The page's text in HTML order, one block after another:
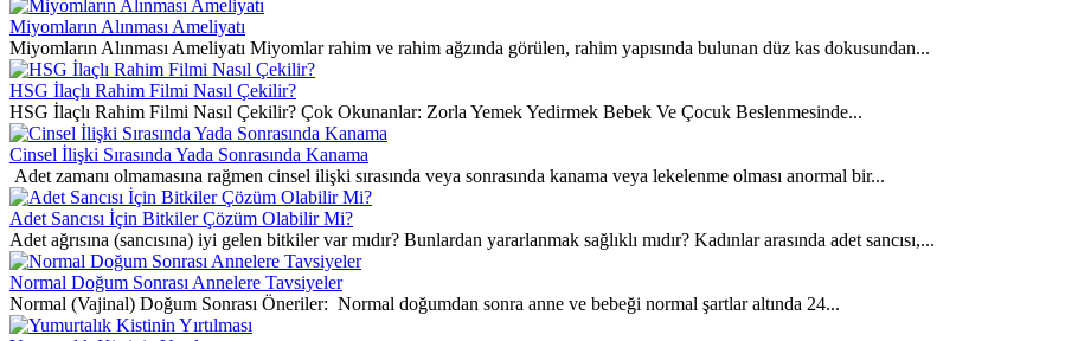
Miyomların Alınması Ameliyatı
Miyomların Alınması Ameliyatı Miyomlar rahim ve rahim ağzında görülen, rahim yapısında bulunan düz kas dokusundan...
HSG İlaçlı Rahim Filmi Nasıl Çekilir?
HSG İlaçlı Rahim Filmi Nasıl Çekilir? Çok Okunanlar: Zorla Yemek Yedirmek Bebek Ve Çocuk Beslenmesinde...
Cinsel İlişki Sırasında Yada Sonrasında Kanama
Adet zamanı olmamasına rağmen cinsel ilişki sırasında veya sonrasında kanama veya lekelenme olması anormal bir...
Adet Sancısı İçin Bitkiler Çözüm Olabilir Mi?
Adet ağrısına (sancısına) iyi gelen bitkiler var mıdır? Bunlardan yararlanmak sağlıklı mıdır? Kadınlar arasında adet sancısı,...
Normal Doğum Sonrası Annelere Tavsiyeler
Normal (Vajinal) Doğum Sonrası Öneriler: Normal doğumdan sonra anne ve bebeği normal şartlar altında 24...